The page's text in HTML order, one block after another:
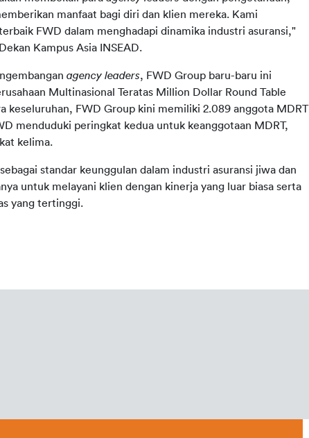
manfaat bagi diri dan klien mereka. Kami
FWD dalam menghadapi dinamika industri asuransi,"
Kampus Asia INSEAD.
agency leaders, FWD Group baru-baru ini
Multinasional Teratas Million Dollar Round Table
keseluruhan, FWD Group kini memiliki 2.089 anggota MDRT
menduduki peringkat kedua untuk keanggotaan MDRT,
kelima.
standar keunggulan dalam industri asuransi jiwa dan
untuk melayani klien dengan kinerja yang luar biasa serta
yang tertinggi.